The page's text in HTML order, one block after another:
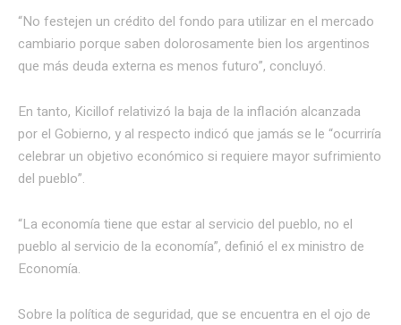
“No festejen un crédito del fondo para utilizar en el mercado
cambiario porque saben dolorosamente bien los argentinos
que más deuda externa es menos futuro”, concluyó.
En tanto, Kicillof relativizó la baja de la inflación alcanzada
por el Gobierno, y al respecto indicó que jamás se le “ocurriría
celebrar un objetivo económico si requiere mayor sufrimiento
del pueblo”.
“La economía tiene que estar al servicio del pueblo, no el
pueblo al servicio de la economía”, definió el ex ministro de
Economía.
Sobre la política de seguridad, que se encuentra en el ojo de